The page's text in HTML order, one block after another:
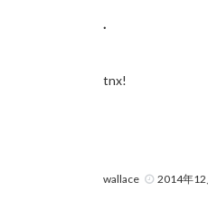
.
tnx!
wallace 2014年12